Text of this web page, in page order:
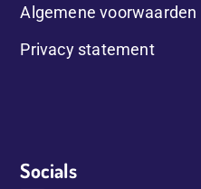
Socials
Algemene voorwaarden
Privacy statement